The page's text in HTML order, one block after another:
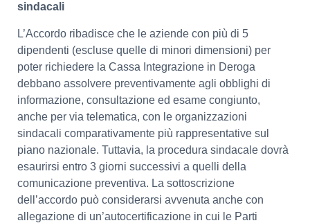
sindacali
L’Accordo ribadisce che le aziende con più di 5
dipendenti (escluse quelle di minori dimensioni) per
poter richiedere la Cassa Integrazione in Deroga
debbano assolvere preventivamente agli obblighi di
informazione, consultazione ed esame congiunto,
anche per via telematica, con le organizzazioni
sindacali comparativamente più rappresentative sul
piano nazionale. Tuttavia, la procedura sindacale dovrà
esaurirsi entro 3 giorni successivi a quelli della
comunicazione preventiva. La sottoscrizione
dell’accordo può considerarsi avvenuta anche con
allegazione di un’autocertificazione in cui le Parti